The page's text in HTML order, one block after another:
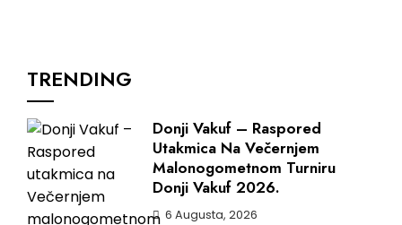
TRENDING
Donji Vakuf – Raspored
Utakmica Na Večernjem
Malonogometnom Turniru
Donji Vakuf 2026.
6 Augusta, 2026